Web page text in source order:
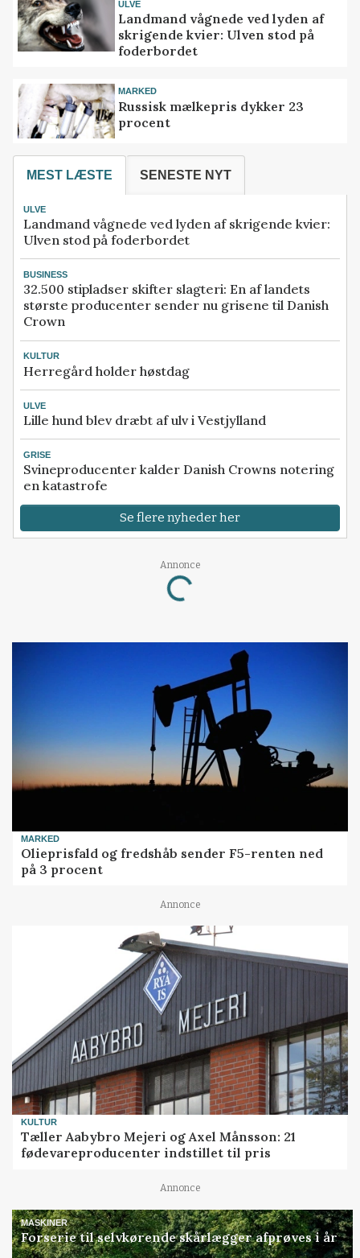
ULVE
Landmand vågnede ved lyden af
skrigende kvier: Ulven stod på
foderbordet
MARKED
Russisk mælkepris dykker 23
procent
MEST LÆSTE SENESTE NYT
ULVE
Landmand vågnede ved lyden af skrigende kvier:
Ulven stod på foderbordet
BUSINESS
32.500 stipladser skifter slagteri: En af landets
største producenter sender nu grisene til Danish
Crown
KULTUR
Herregård holder høstdag
ULVE
Lille hund blev dræbt af ulv i Vestjylland
GRISE
Svineproducenter kalder Danish Crowns notering
en katastrofe
Se flere nyheder her
Annonce
Loading...
MARKED
Olieprisfald og fredshåb sender F5-renten ned
på 3 procent
Annonce
KULTUR
Tæller Aabybro Mejeri og Axel Månsson: 21
fødevareproducenter indstillet til pris
Annonce
MASKINER
Forserie til selvkørende skårlægger afprøves i år